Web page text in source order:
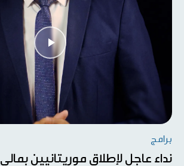
برامج
نداء عاجل لإطلاق موريتانيين بمالي